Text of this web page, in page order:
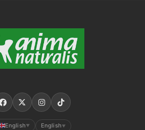
English ▼ English ▼